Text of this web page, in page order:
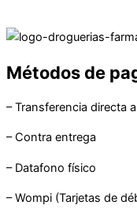
Métodos de
– Transferencia directa
– Contra entrega
– Datafono físico
– Wompi (Tarjetas de